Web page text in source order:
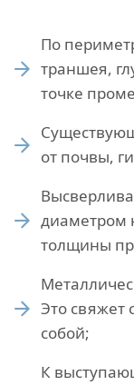
По
траншея,
точке
от почвы,
диаметром
толщины
Это
собой;
К